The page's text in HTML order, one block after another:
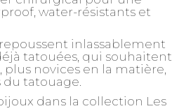
water-résistants et
inlassablement
tatouées, qui souhaitent
novices en la matière,
tatouage.
dans la collection Les